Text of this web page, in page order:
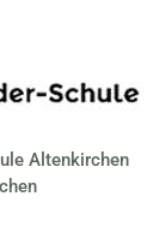
Altenkirchen